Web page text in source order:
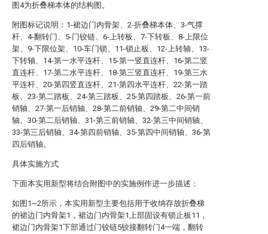
图4为折叠梯本体的结构图。
附图标记说明：1-裙边门内骨架、2-折叠梯本体、3-气撑
杆、4-翻转门、5-门铰链、6-上转板、7-下转板、8-上限位
架、9-下限位架、10-车门锁、11-锁止板、12-上转轴、13-
下转轴、14-第一水平连杆、15-第一竖直连杆、16-第二竖
直连杆、17-第二水平连杆、18-第三竖直连杆、19-第三水
平连杆、20-第四竖直连杆、21-第四水平连杆、22-第一踏
板、23-第二踏板、24-第三踏板、25-第四踏板、26-第一前
销轴、27-第一后销轴、28-第二前销轴、29-第二中间销
轴、30-第二后销轴、31-第三前销轴、32-第三中间销轴、
33-第三后销轴、34-第四前销轴、35-第四中间销轴、36-第
四后销轴。
具体实施方式
下面本实用新型将结合附图中的实施例作进一步描述：
如图1~2所示，本实用新型主要包括用于收纳存放折叠梯
的裙边门内骨架1，裙边门内骨架1上部固设有锁止板11，
裙边门内骨架1下部通过门铰链5铰接翻转门4一端，翻转